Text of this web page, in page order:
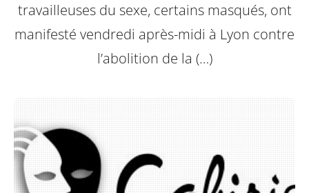
travailleuses du sexe, certains masqués, ont
manifesté vendredi après-midi à Lyon contre
l’abolition de la (…)